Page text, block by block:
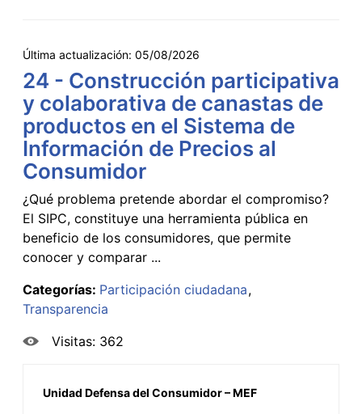
Última actualización: 05/08/2026
24 - Construcción participativa
y colaborativa de canastas de
productos en el Sistema de
Información de Precios al
Consumidor
¿Qué problema pretende abordar el compromiso?
El SIPC, constituye una herramienta pública en
beneficio de los consumidores, que permite
conocer y comparar ...
Categorías: Participación ciudadana
Transparencia
Visitas: 362
Unidad Defensa del Consumidor – MEF